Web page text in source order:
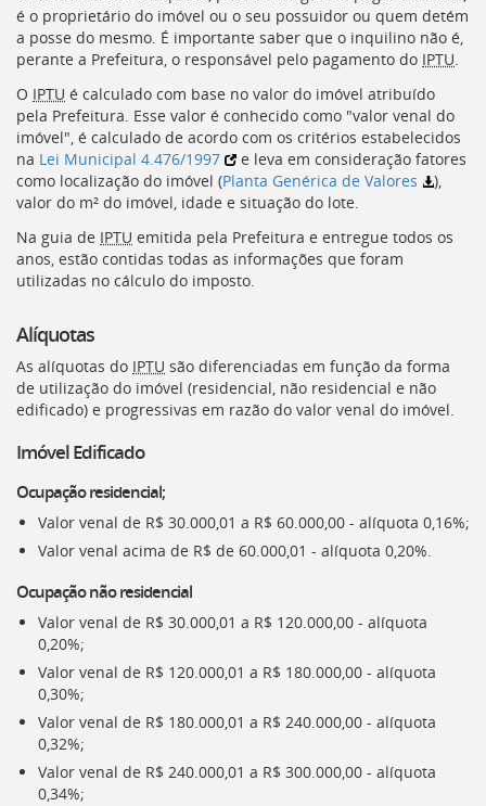
a
listagem
de
notícias
[]
Ir
para
o
conteúdo
desta
página
[]
Ir
busca
[]
Voltar
para
início
menu
[]
é o proprietário do imóvel ou o seu possuidor ou quem detém
a posse do mesmo. É importante saber que o inquilino não é,
perante a Prefeitura, o responsável pelo pagamento do IPTU.
O IPTU é calculado com base no valor do imóvel atribuído
pela Prefeitura. Esse valor é conhecido como "valor venal do
imóvel", é calculado de acordo com os critérios estabelecidos
na Lei Municipal 4.476/1997
e leva em consideração fatores
como localização do imóvel (Planta Genérica de Valores
),
valor do m² do imóvel, idade e situação do lote.
Na guia de IPTU emitida pela Prefeitura e entregue todos os
anos, estão contidas todas as informações que foram
utilizadas no cálculo do imposto.
Alíquotas
As alíquotas do IPTU são diferenciadas em função da forma
de utilização do imóvel (residencial, não residencial e não
edificado) e progressivas em razão do valor venal do imóvel.
Imóvel Edificado
Ocupação residencial;
Valor venal de R$ 30.000,01 a R$ 60.000,00 - alíquota 0,16%;
Valor venal acima de R$ de 60.000,01 - alíquota 0,20%.
Ocupação não residencial
Valor venal de R$ 30.000,01 a R$ 120.000,00 - alíquota
0,20%;
Valor venal de R$ 120.000,01 a R$ 180.000,00 - alíquota
0,30%;
Valor venal de R$ 180.000,01 a R$ 240.000,00 - alíquota
0,32%;
Valor venal de R$ 240.000,01 a R$ 300.000,00 - alíquota
0,34%;